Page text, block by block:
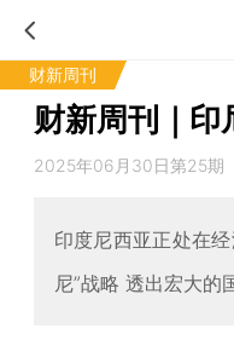
财新周刊
财新周刊｜印
2025年06月30日第25期
印度尼西亚正处在
尼”战略 透出宏大的